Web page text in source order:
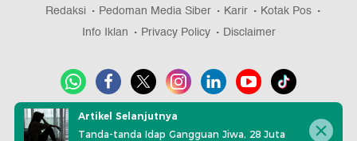
Redaksi Pedoman Media Siber Karir
Kotak Pos
Info Iklan
Privacy Policy Disclaimer
Download aplikasi detikcom
Artikel Selanjutnya
Tanda-tanda Idap Gangguan Jiwa, 28 Juta